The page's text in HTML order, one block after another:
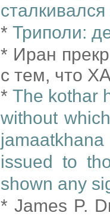
* Триполи:
* Иран
с тем, что
*The kothar
without
issued to
shown any
* James P.